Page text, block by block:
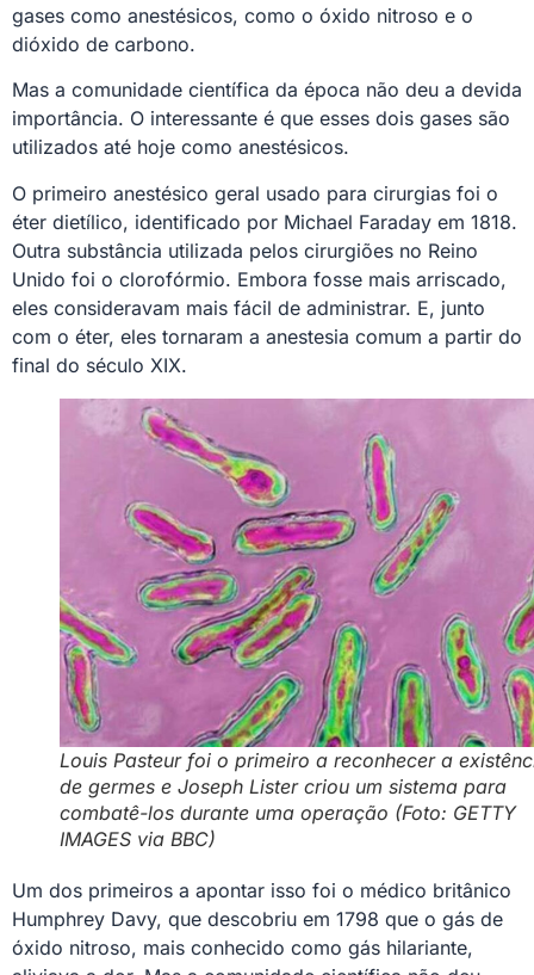
gases como anestésicos, como o óxido nitroso e o
dióxido de carbono.
Mas a comunidade científica da época não deu a devida
importância. O interessante é que esses dois gases são
utilizados até hoje como anestésicos.
O primeiro anestésico geral usado para cirurgias foi o
éter dietílico, identificado por Michael Faraday em 1818.
Outra substância utilizada pelos cirurgiões no Reino
Unido foi o clorofórmio. Embora fosse mais arriscado,
eles consideravam mais fácil de administrar. E, junto
com o éter, eles tornaram a anestesia comum a partir do
final do século XIX.
Louis Pasteur foi o primeiro a reconhecer a
de germes e Joseph Lister criou um sistema para
combatê-los durante uma operação (Foto: GETTY
IMAGES via BBC)
Um dos primeiros a apontar isso foi o médico britânico
Humphrey Davy, que descobriu em 1798 que o gás de
óxido nitroso, mais conhecido como gás hilariante,